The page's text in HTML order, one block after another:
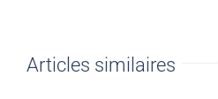
Articles similaires